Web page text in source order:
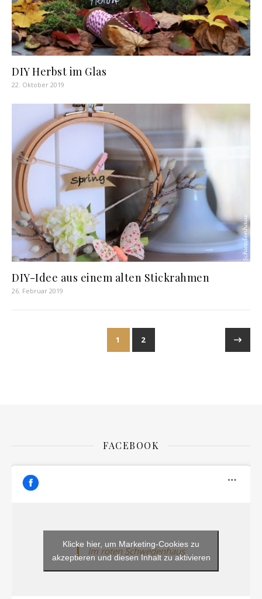
DIY Herbst im Glas
22. Oktober 2019
DIY-Idee aus einem alten Stickrahmen
26. Februar 2019
1 2
FACEBOOK
Im roten Schwedenhaus
Klicke hier, um Marketing-Cookies zu
akzeptieren und diesen Inhalt zu aktivieren